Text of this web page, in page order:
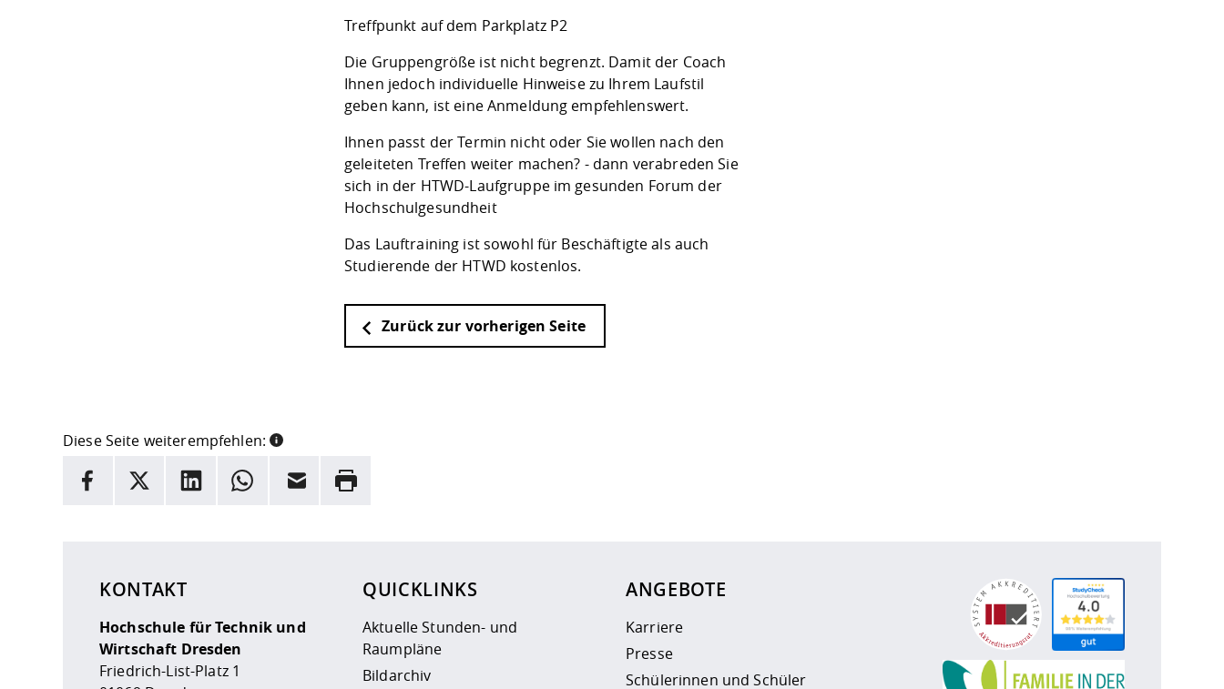
Treffpunkt auf dem Parkplatz P2
Die Gruppengröße ist nicht begrenzt. Damit der Coach
Ihnen jedoch individuelle Hinweise zu Ihrem Laufstil
geben kann, ist eine Anmeldung empfehlenswert.
Ihnen passt der Termin nicht oder Sie wollen nach den
geleiteten Treffen weiter machen? - dann verabreden Sie
sich in der HTWD-Laufgruppe im gesunden Forum der
Hochschulgesundheit
Das Lauftraining ist sowohl für Beschäftigte als auch
Studierende der HTWD kostenlos.
Zurück zur vorherigen Seite
Diese Seite weiterempfehlen:
INFORMATION
Facebook
X LinkedInWhatsappE-Mail Drucken
KONTAKT
Hochschule für Technik und
Wirtschaft Dresden
Friedrich-List-Platz 1
QUICKLINKS
Aktuelle Stunden- und
Raumpläne
Bildarchiv
ANGEBOTE
Karriere
Presse
Schülerinnen und Schüler